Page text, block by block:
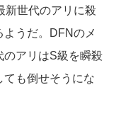
新世代のアリに殺
うだ。DFNのメ
のアリはS級を瞬殺
ても倒せそうにな